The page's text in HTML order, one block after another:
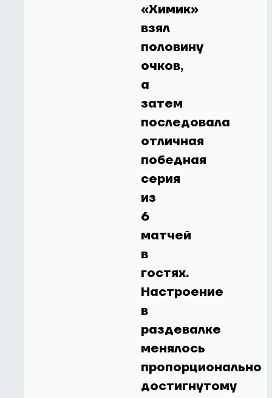
«Химик»
взял
половину
очков,
а
затем
последовала
отличная
победная
серия
из
6
матчей
в
гостях.
Настроение
в
раздевалке
менялось
пропорционально
достигнутому